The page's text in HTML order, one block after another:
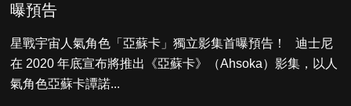
曝預告
星戰宇宙人氣角色「亞蘇卡」獨立影集首曝預告！ 迪士尼
在 2020 年底宣布將推出《亞蘇卡》（Ahsoka）影集，以人
氣角色亞蘇卡譚諾...